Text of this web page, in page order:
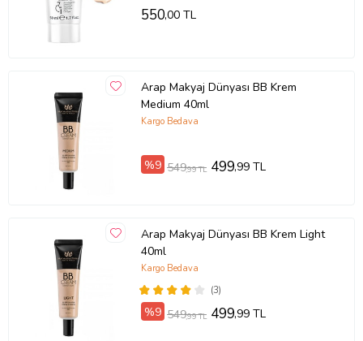
550,00 TL
Arap Makyaj Dünyası BB Krem
Medium 40ml
Kargo Bedava
%9 549,99 TL 499,99 TL
Arap Makyaj Dünyası BB Krem Light
40ml
(3)
Kargo Bedava
%9 549,99 TL 499,99 TL